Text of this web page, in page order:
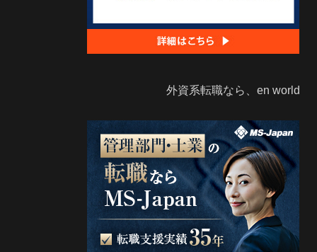
外資系転職なら、en world